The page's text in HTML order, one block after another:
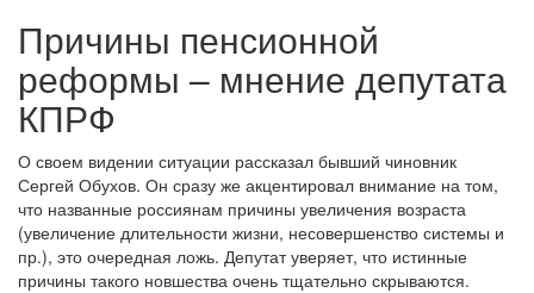
Причины пенсионной
реформы – мнение депутата
КПРФ
О своем видении ситуации рассказал бывший чиновник
Сергей Обухов. Он сразу же акцентировал внимание на том,
что названные россиянам причины увеличения возраста
(увеличение длительности жизни, несовершенство системы и
пр.), это очередная ложь. Депутат уверяет, что истинные
причины такого новшества очень тщательно скрываются.